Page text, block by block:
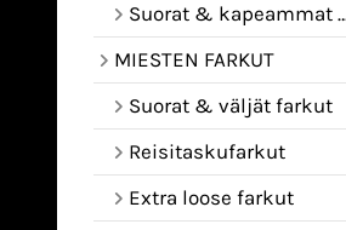
Suorat & kapeammat mallit
MIESTEN FARKUT
Suorat & väljät farkut
Reisitaskufarkut
Extra loose farkut